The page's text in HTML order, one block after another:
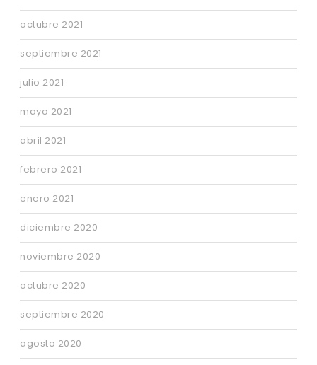
octubre 2021
septiembre 2021
julio 2021
mayo 2021
abril 2021
febrero 2021
enero 2021
diciembre 2020
noviembre 2020
octubre 2020
septiembre 2020
agosto 2020